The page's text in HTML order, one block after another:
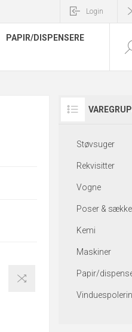
Login
PAPIR/DISPENSERE
Støvsuger
Rekvisitter
Vogne
Poser & sække
Kemi
Maskiner
Papir/